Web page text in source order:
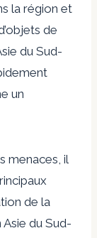
la région et
de
du Sud-
un
menaces, il
de la
du Sud-